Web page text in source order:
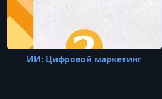
ИИ: Цифровой маркетинг